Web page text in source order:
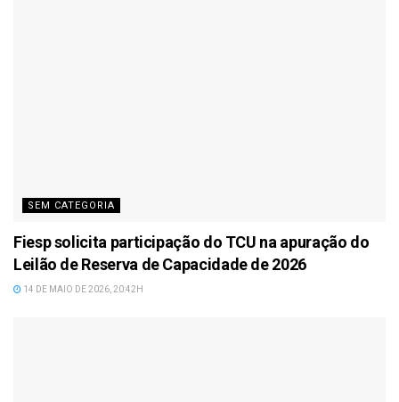
SEM CATEGORIA
Fiesp solicita participação do TCU na apuração do
Leilão de Reserva de Capacidade de 2026
14 DE MAIO DE 2026, 20:42H